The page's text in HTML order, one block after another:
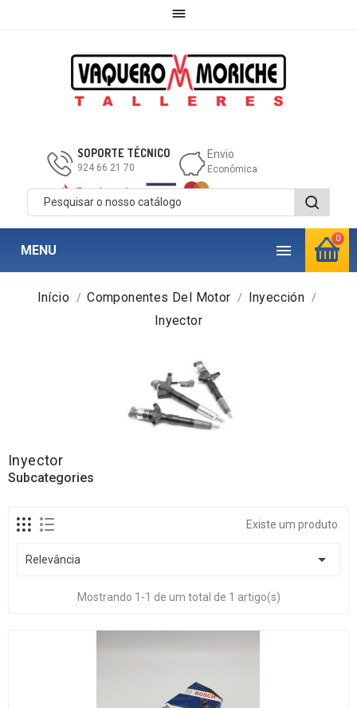

0
SOPORTE TÉCNICO
924 66 21 70
Envio
Econômica

MENU
Início Componentes Del Motor
Inyección
Inyector
Inyector
Subcategories
Existe um produto.
Relevância 
Mostrando 1-1 de um total de 1 artigo(s)